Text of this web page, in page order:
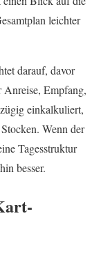
leichter
darauf, davor
Anreise, Empfang,
einkalkuliert,
Wenn der
Tagesstruktur
besser.